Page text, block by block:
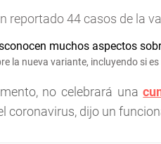
44 casos de la
la nueva variante, incluyendo si
no celebrará una
coronavirus, dijo un